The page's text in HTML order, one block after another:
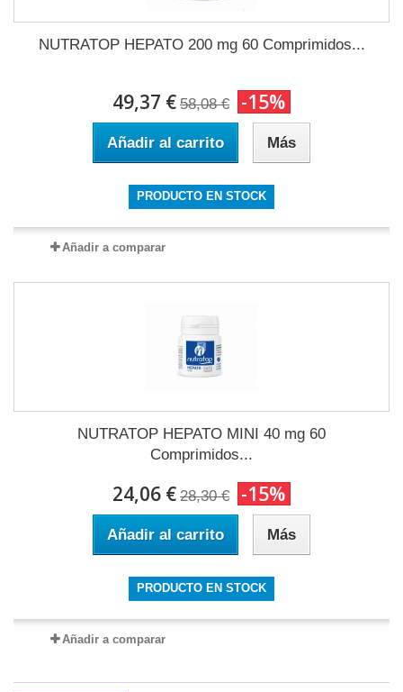
NUTRATOP HEPATO 200 mg 60 Comprimidos...
49,37 € 58,08 € -15%
Añadir al carrito Más
PRODUCTO EN STOCK
Añadir a comparar
NUTRATOP HEPATO MINI 40 mg 60
Comprimidos...
24,06 € 28,30 € -15%
Añadir al carrito Más
PRODUCTO EN STOCK
Añadir a comparar